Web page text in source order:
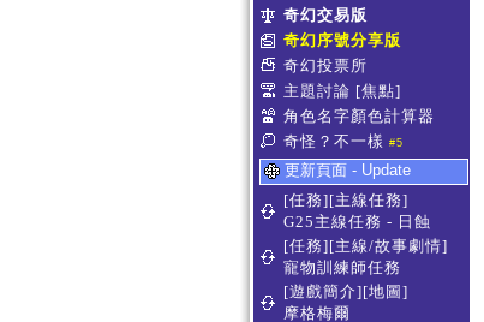
奇幻交易版
奇幻序號分享版
奇幻投票所
主題討論 [焦點]
角色名字顏色計算器
奇怪？不一樣 #5
更新頁面 - Update
[任務][主線任務]
G25主線任務 - 日蝕
[任務][主線/故事劇情]
寵物訓練師任務
[遊戲簡介][地圖]
摩格梅爾